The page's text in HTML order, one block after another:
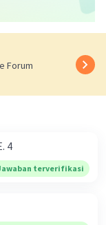
Forum
E. 4
terverifikasi